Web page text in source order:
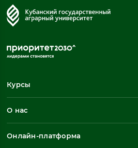
Курсы
Повышение квалификации
Профессиональная переподготовка
О нас
Онлайн-платформа